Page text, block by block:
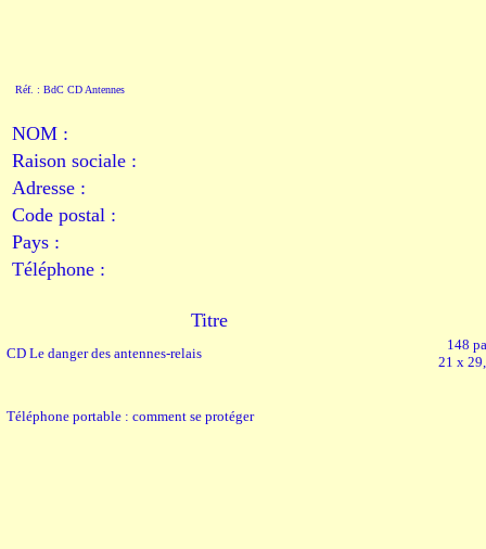
Réf. : BdC CD Antennes
NOM :
Raison sociale :
Adresse :
Code postal :
Pays :
Téléphone :
Titre
CD Le danger des antennes-relais
148
21 x
Téléphone portable : comment se protéger